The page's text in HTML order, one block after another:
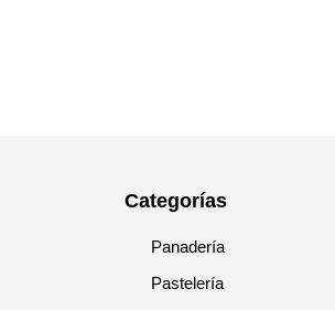
Categorías
Panadería
Pastelería